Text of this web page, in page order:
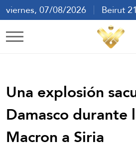
viernes, 07/08/2026
Beirut
ع En
Una explosión
Damasco durante
Macron a Siria